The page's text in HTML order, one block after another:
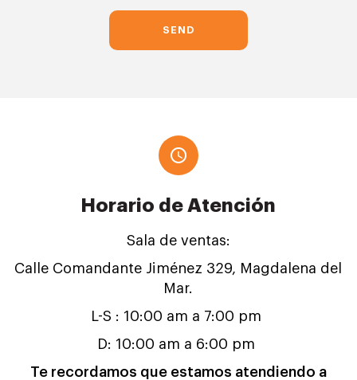
SEND
Horario de Atención
Sala de ventas:
Calle Comandante Jiménez 329, Magdalena del
Mar.
L-S : 10:00 am a 7:00 pm
D: 10:00 am a 6:00 pm
Te recordamos que estamos atendiendo a